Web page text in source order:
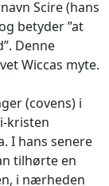
Scire (hans
betyder ”at
Denne
Wiccas myte.
(covens) i
kristen
I hans senere
tilhørte en
i nærheden